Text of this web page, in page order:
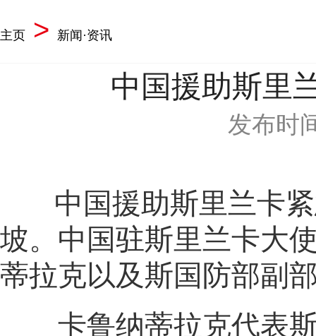
主页 > 新闻·资讯
中国援助斯里
发布时
中国援助斯里兰卡紧
坡。中国驻斯里兰卡大
蒂拉克以及斯国防部副
卡鲁纳蒂拉克代表斯